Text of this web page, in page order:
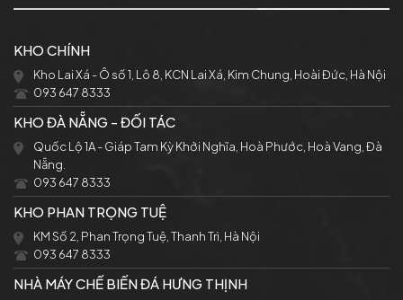
KHO CHÍNH
Kho Lai Xá - Ô số 1, Lô 8, KCN Lai Xá, Kim Chung, Hoài Đức, Hà Nội
093 647 8333
KHO ĐÀ NẴNG - ĐỐI TÁC
Quốc Lộ 1A - Giáp Tam Kỳ Khởi Nghĩa, Hoà Phước, Hoà Vang, Đà
Nẵng.
093 647 8333
KHO PHAN TRỌNG TUỆ
KM Số 2, Phan Trọng Tuệ, Thanh Trì, Hà Nội
093 647 8333
NHÀ MÁY CHẾ BIẾN ĐÁ HƯNG THỊNH